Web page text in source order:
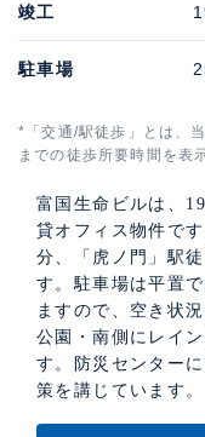
竣工
駐車場
*「交通/駅徒歩」とは、
までの徒歩所要時間を表
富国生命ビルは、
貸オフィス物件で
分、「虎ノ門」駅
す。駐車場は平置
ますので、空き状
公園・南側にレイ
す。防災センター
策を講じています。